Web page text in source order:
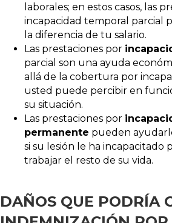
laborales; en estos casos, las
incapacidad temporal parcial
la diferencia de tu salario.
Las prestaciones por
parcial son una ayuda
allá de la cobertura por
usted puede percibir en
su situación.
Las prestaciones por
permanente pueden
si su lesión le ha incapacitado
trabajar el resto de su vida.
DAÑOS QUE PODRÍA